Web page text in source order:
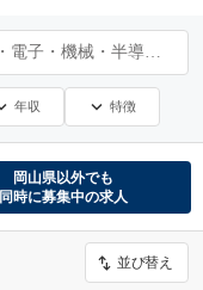
岡山県／生産管理・製造管理（電気・電子・機械・半導体・材料系）
年収 特徴
岡山県以外でも
同時に募集中の求人
並び替え